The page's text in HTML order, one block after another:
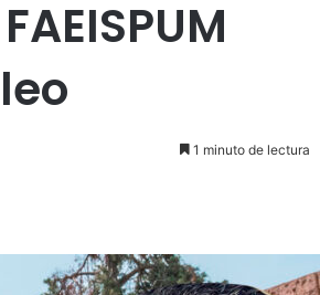
1 minuto de lectura